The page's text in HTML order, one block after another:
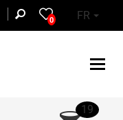
0 FR
19